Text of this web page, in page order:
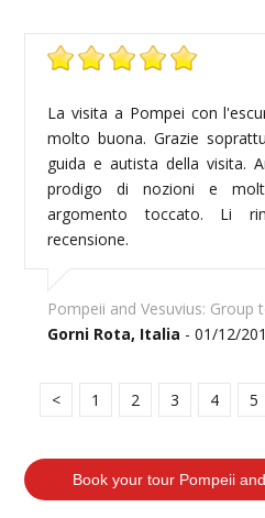
La visita a Pompei con
molto buona. Grazie
guida e autista della visita.
prodigo di nozioni e
argomento toccato. Li
recensione.
Pompeii and Vesuvius:
Gorni Rota, Italia - 01/12/
< 1 2 3 4 5
Book your tour Pompeii